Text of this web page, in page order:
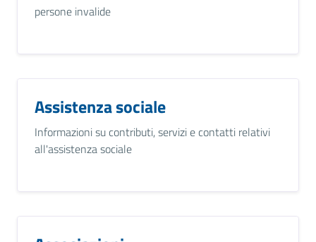
persone invalide
Assistenza sociale
Informazioni su contributi, servizi e contatti relativi
all'assistenza sociale